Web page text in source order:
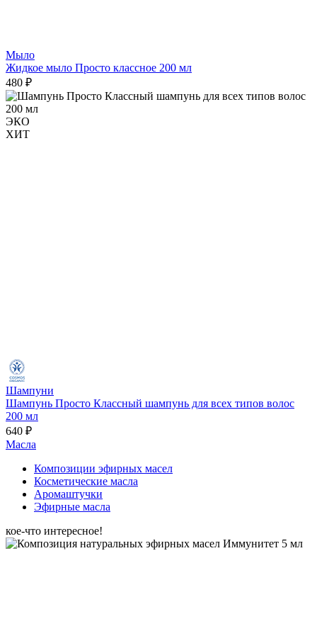
Мыло
Жидкое мыло Просто классное 200 мл
480 ₽
ЭКО
ХИТ
Шампуни
Шампунь Просто Классный шампунь для всех типов волос
200 мл
640 ₽
Масла
Композиции эфирных масел
Косметические масла
Аромаштучки
Эфирные масла
кое-что интересное!